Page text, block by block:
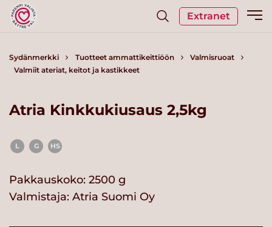
Extranet
Sydänmerkki Tuotteet ammattikeittiöön
Valmisruoat
Valmiit ateriat, keitot ja kastikkeet
Atria Kinkkukiusaus 2,5kg
L G HS
Pakkauskoko: 2500 g
Valmistaja: Atria Suomi Oy